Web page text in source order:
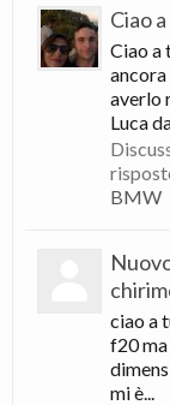
Ciao
Ciao a
averlo
Luca
BMW
ciao a
f20
mi è...